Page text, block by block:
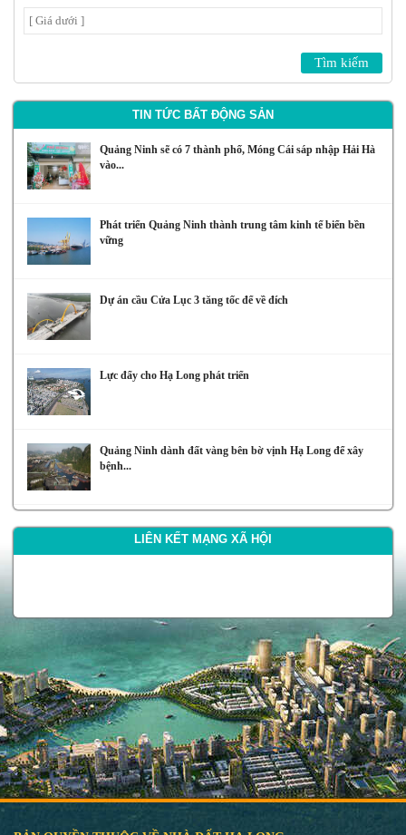
TIN TỨC BẤT ĐỘNG SẢN
Quảng Ninh sẽ có 7 thành phố, Móng Cái sáp nhập Hải Hà
vào...
Phát triển Quảng Ninh thành trung tâm kinh tế biển bền
vững
Dự án cầu Cửa Lục 3 tăng tốc để về đích
Lực đẩy cho Hạ Long phát triển
Quảng Ninh dành đất vàng bên bờ vịnh Hạ Long để xây
bệnh...
LIÊN KẾT MẠNG XÃ HỘI